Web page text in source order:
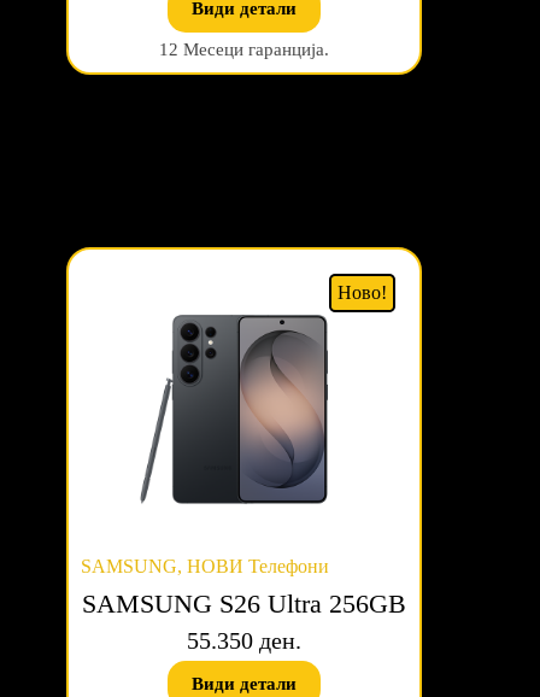
Види детали
12 Месеци гаранција.
Ново!
SAMSUNG, НОВИ Телефони
SAMSUNG S26 Ultra 256GB
55.350 ден.
Види детали